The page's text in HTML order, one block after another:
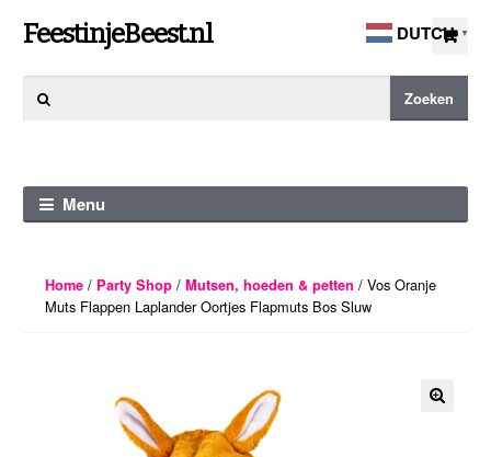
Ga
naar
navigatie
Ga
naar
de
FeestinjeBeest.nl
naar:
Zoeken
Menu
Home/ Party Shop/ Mutsen, hoeden & petten / Vos Oranje
Muts Flappen Laplander Oortjes Flapmuts Bos Sluw
DUTCH ▼